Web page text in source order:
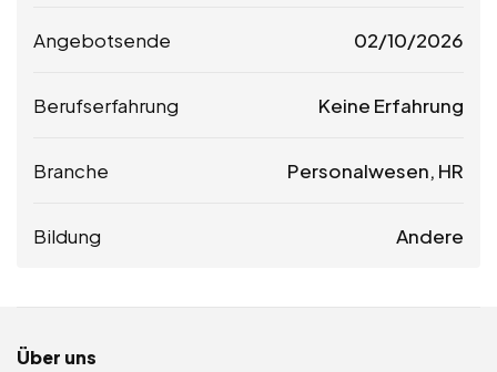
Angebotsende 02/10/2026
Berufserfahrung Keine Erfahrung
Branche Personalwesen, HR
Bildung Andere
Über uns